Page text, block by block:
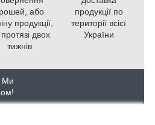
або
продукції,
двох
тижнів
продукції по
території всієї
України
Ми